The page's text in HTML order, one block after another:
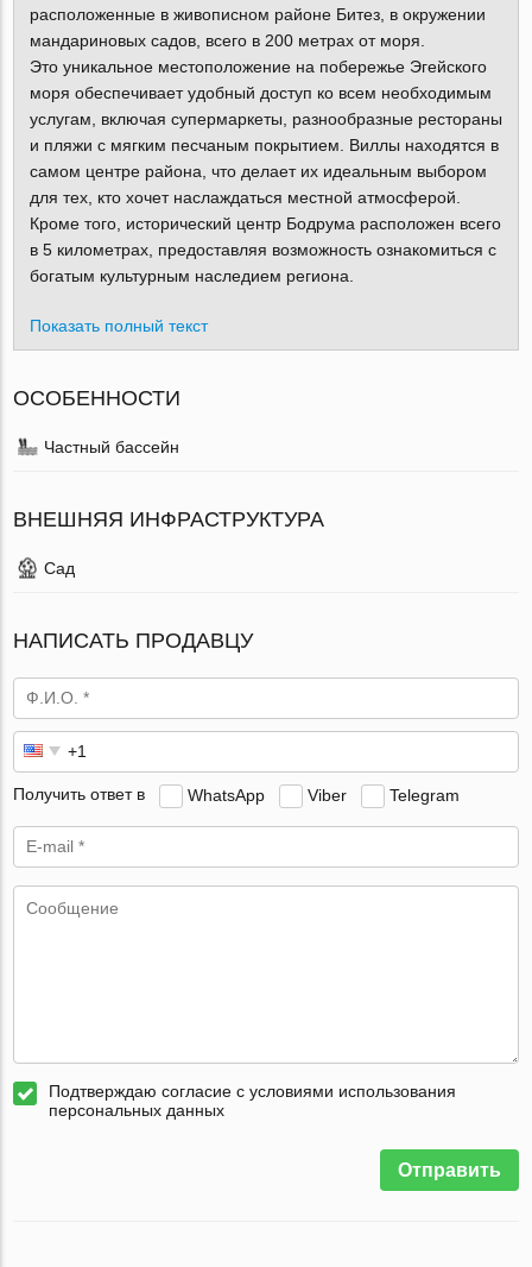
расположенные в живописном районе Битез, в окружении
мандариновых садов, всего в 200 метрах от моря.
Это уникальное местоположение на побережье Эгейского
моря обеспечивает удобный доступ ко всем необходимым
услугам, включая супермаркеты, разнообразные рестораны
и пляжи с мягким песчаным покрытием. Виллы находятся в
самом центре района, что делает их идеальным выбором
для тех, кто хочет наслаждаться местной атмосферой.
Кроме того, исторический центр Бодрума расположен всего
в 5 километрах, предоставляя возможность ознакомиться с
богатым культурным наследием региона.
Показать полный текст
ОСОБЕННОСТИ
Частный бассейн
ВНЕШНЯЯ ИНФРАСТРУКТУРА
Сад
НАПИСАТЬ ПРОДАВЦУ
Получить ответ в WhatsApp Viber Telegram
Подтверждаю согласие с условиями использования
персональных данных
Отправить